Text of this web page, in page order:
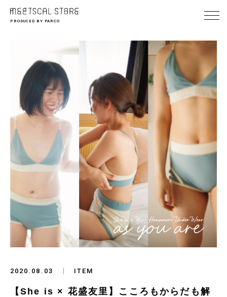
PRODUCED BY PARCO
2020.08.03 ITEM
【She is × 花盛友里】こころもからだも解